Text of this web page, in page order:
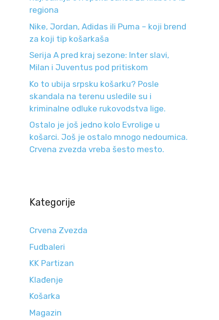
regiona
Nike, Jordan, Adidas ili Puma – koji brend
za koji tip košarkaša
Serija A pred kraj sezone: Inter slavi,
Milan i Juventus pod pritiskom
Ko to ubija srpsku košarku? Posle
skandala na terenu usledile su i
kriminalne odluke rukovodstva lige.
Ostalo je još jedno kolo Evrolige u
košarci. Još je ostalo mnogo nedoumica.
Crvena zvezda vreba šesto mesto.
Kategorije
Crvena Zvezda
Fudbaleri
KK Partizan
Klađenje
Košarka
Magazin